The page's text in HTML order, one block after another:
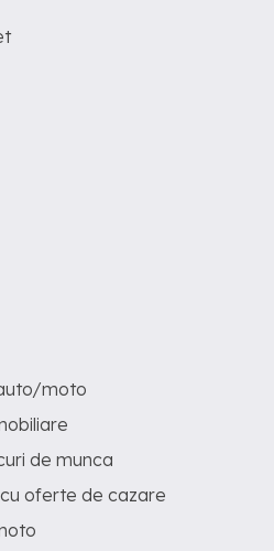
moto
de munca
oferte de cazare